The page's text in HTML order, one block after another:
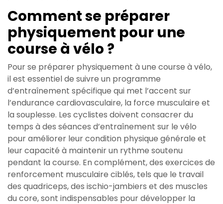
Comment se préparer
physiquement pour une
course à vélo ?
Pour se préparer physiquement à une course à vélo,
il est essentiel de suivre un programme
d’entraînement spécifique qui met l’accent sur
l’endurance cardiovasculaire, la force musculaire et
la souplesse. Les cyclistes doivent consacrer du
temps à des séances d’entraînement sur le vélo
pour améliorer leur condition physique générale et
leur capacité à maintenir un rythme soutenu
pendant la course. En complément, des exercices de
renforcement musculaire ciblés, tels que le travail
des quadriceps, des ischio-jambiers et des muscles
du core, sont indispensables pour développer la